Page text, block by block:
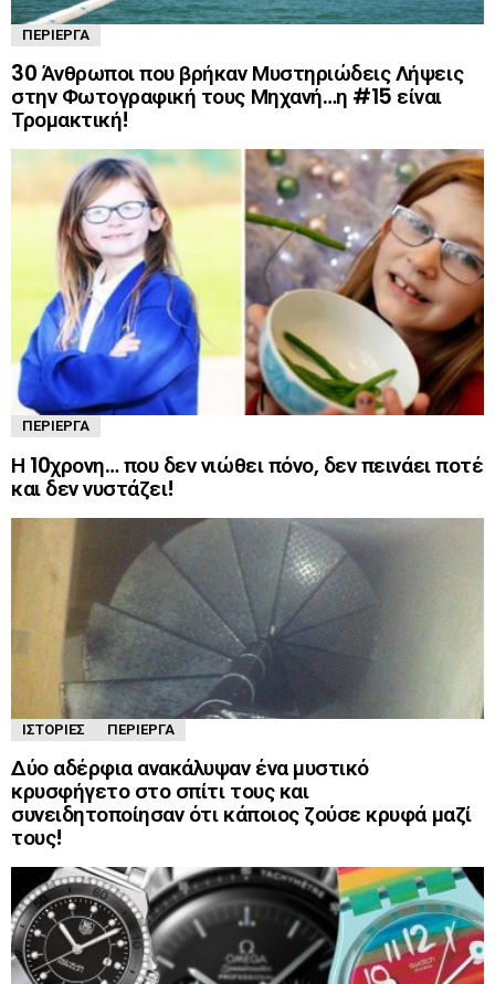
ΠΕΡΊΕΡΓΑ
30 Άνθρωποι που βρήκαν Μυστηριώδεις Λήψεις
στην Φωτογραφική τους Μηχανή…η #15 είναι
Τρομακτική!
ΠΕΡΊΕΡΓΑ
Η 10χρονη… που δεν νιώθει πόνο, δεν πεινάει ποτέ
και δεν νυστάζει!
ΙΣΤΟΡΊΕΣ ΠΕΡΊΕΡΓΑ
Δύο αδέρφια ανακάλυψαν ένα μυστικό
κρυσφήγετο στο σπίτι τους και
συνειδητοποίησαν ότι κάποιος ζούσε κρυφά μαζί
τους!